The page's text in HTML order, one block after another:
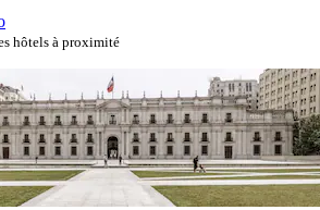
hôtels à proximité